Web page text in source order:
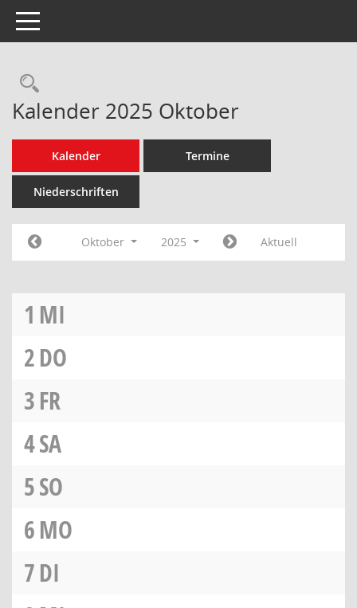
Toggle navigation
Rechercheauswahl
Kalender 2025 Oktober
Kalender Termine
Niederschriften
Oktober 2025 Aktuell
1 MI
2DO
3FR
4SA
5SO
6MO
7DI